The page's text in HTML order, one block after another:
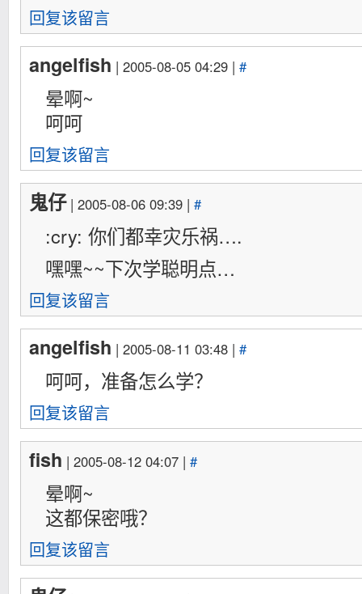
回复该留言
angelfish | 2005-08-05 04:29 | #
晕啊~
呵呵
回复该留言
鬼仔| 2005-08-06 09:39 | #
:cry: 你们都幸灾乐祸….
嘿嘿~~下次学聪明点…
回复该留言
angelfish | 2005-08-11 03:48 | #
呵呵，准备怎么学？
回复该留言
fish | 2005-08-12 04:07 | #
晕啊~
这都保密哦？
回复该留言